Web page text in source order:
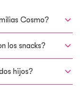
Cosmo?
los snacks?
hijos?